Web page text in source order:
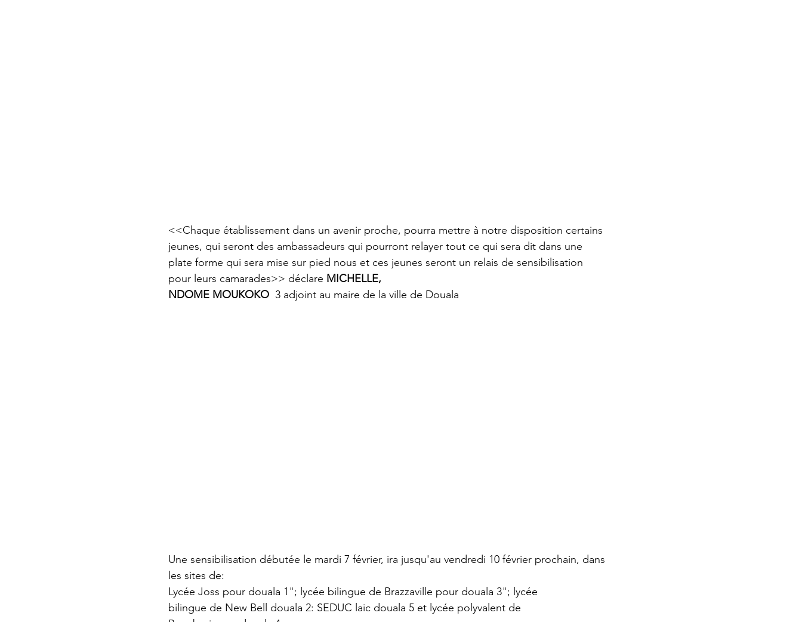
<<Chaque établissement dans un avenir proche, pourra mettre à notre disposition certains
jeunes, qui seront des ambassadeurs qui pourront relayer tout ce qui sera dit dans une
plate forme qui sera mise sur pied nous et ces jeunes seront un relais de sensibilisation
pour leurs camarades>> déclare MICHELLE,
NDOME MOUKOKO
  3 adjoint au maire de la ville de Douala
Une sensibilisation débutée le mardi 7 février, ira jusqu'au vendredi 10 février prochain, dans
les sites de:
Lycée Joss pour douala 1"; lycée bilingue de Brazzaville pour douala 3"; lycée
bilingue de New Bell douala 2: SEDUC laic douala 5 et lycée polyvalent de